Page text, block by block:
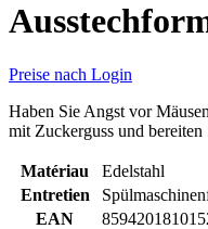
Preise nach Login
Haben Sie Angst vor
mit Zuckerguss und bereiten
Matériau
Edelstahl
Entretien
EAN